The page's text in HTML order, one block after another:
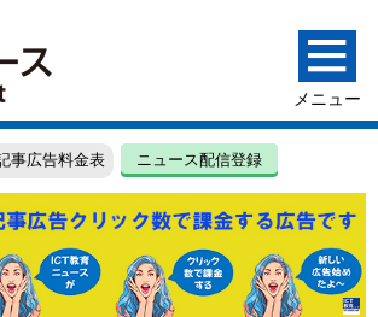
事広告料金表 ニュース配信登録